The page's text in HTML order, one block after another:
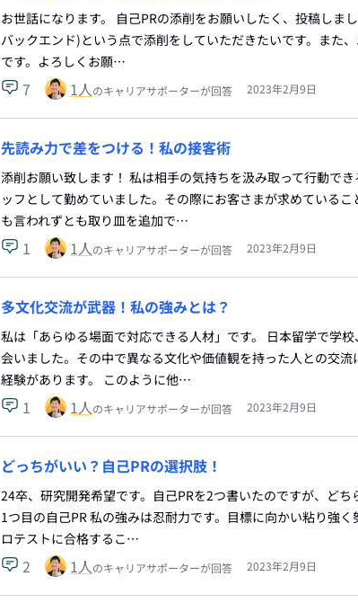
お世話になります。 自己PRの添削をお願いしたく、投稿しま
バックエンド)という点で添削をしていただきたいです。また
です。よろしくお願…
7 1人のキャリアサポーターが回答 2023年2月9日
先読み力で差をつける！私の接客術
添削お願い致します！ 私は相手の気持ちを汲み取って行動で
ッフとして勤めていました。その際にお客さまが求めている
も言われずとも取り皿を追加で…
1 1人のキャリアサポーターが回答 2023年2月9日
多文化交流が武器！私の強みとは？
私は「あらゆる場面で対応できる人材」です。 日本留学で学
会いました。その中で異なる文化や価値観を持った人との交
経験があります。 このように他…
1 1人のキャリアサポーターが回答 2023年2月9日
どっちがいい？自己PRの選択肢！
24卒、研究開発希望です。自己PRを2つ書いたのですが、どち
1つ目の自己PR 私の強みは忍耐力です。目標に向かい粘り強
ロテストに合格するこ…
2 1人のキャリアサポーターが回答 2023年2月9日